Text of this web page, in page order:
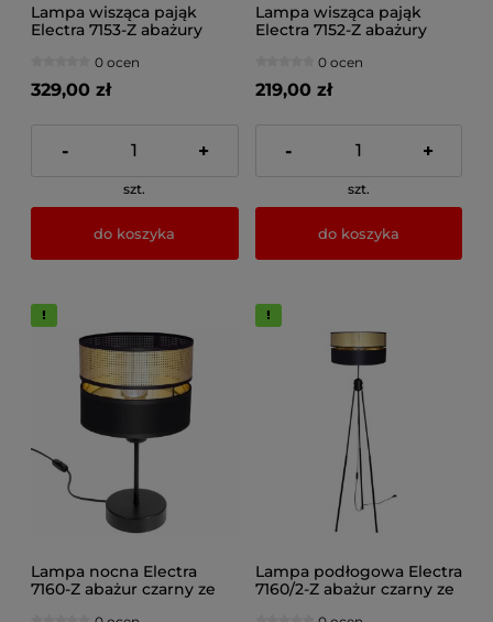
Lampa wisząca pająk
Electra 7153-Z abażury
0 ocen
329,00 zł
- +
szt.
do koszyka
Lampa wisząca pająk
Electra 7152-Z abażury
0 ocen
219,00 zł
- +
szt.
do koszyka
Lampa nocna Electra
7160-Z abażur czarny ze
Lampa podłogowa Electra
7160/2-Z abażur czarny ze